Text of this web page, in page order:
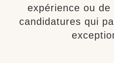
expérience ou
candidatures qui